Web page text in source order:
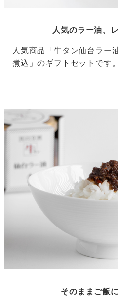
人気のラー油、
人気商品「牛タン仙台ラー
煮込」のギフトセットです。
そのままご飯